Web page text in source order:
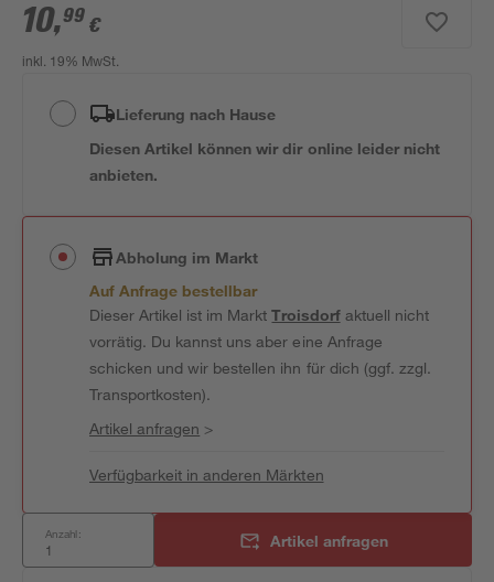
10,99 €
inkl. 19% MwSt.
Lieferung nach Hause
Diesen Artikel können wir dir online leider nicht
anbieten.
Abholung im Markt
Auf Anfrage bestellbar
Dieser Artikel ist im MarktTroisdorfaktuell nicht
vorrätig. Du kannst uns aber eine Anfrage
schicken und wir bestellen ihn für dich (ggf. zzgl.
Transportkosten).
Artikel anfragen >
Verfügbarkeit in anderen Märkten
Anzahl: Artikel anfragen